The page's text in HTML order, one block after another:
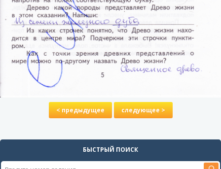
< предыдущее следующее >
БЫСТРЫЙ ПОИСК